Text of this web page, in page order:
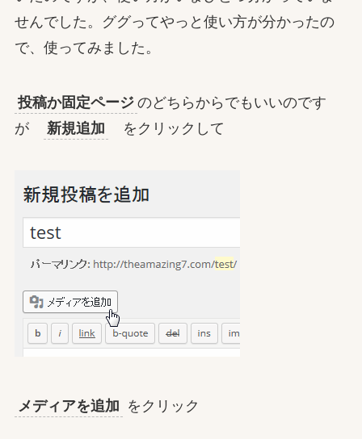
せんでした。ググってやっと使い方が分かったの
で、使ってみました。
投稿か固定ページ のどちらからでもいいのです
が
新規追加 をクリックして
メディアを追加 をクリック